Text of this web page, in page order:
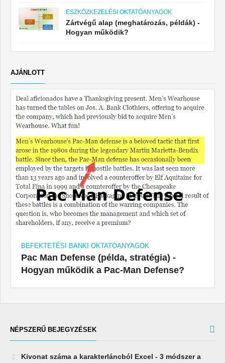
ESZKÖZKEZELÉSI OKTATÓANYAGOK
Zártvégű alap (meghatározás, példák) -
Hogyan működik?
AJÁNLOTT
BEFEKTETÉSI BANKI OKTATÓANYAGOK
Pac Man Defense (példa, stratégia) -
Hogyan működik a Pac-Man Defense?
NÉPSZERŰ BEJEGYZÉSEK
Kivonat száma a karakterláncból Excel - 3 módszer a